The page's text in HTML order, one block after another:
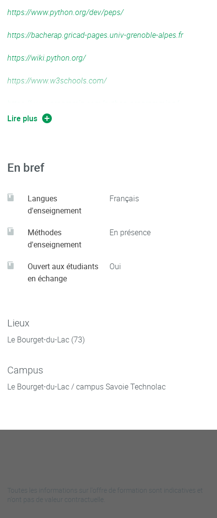
(lambda))
Classes and objects
Classes inheritance (syntax + super)
https://www.python.org/dev/peps/
https://bacherap.gricad-pages.univ-grenoble-alpes.fr
https://wiki.python.org/
https://www.w3schools.com/
http://sametmax.com/
https://www.learnpython.org/
Lire plus
En bref
Langues
d'enseignement
Français
Méthodes
d'enseignement
En présence
Ouvert aux étudiants
en échange
Oui
Lieux
Le Bourget-du-Lac (73)
Campus
Le Bourget-du-Lac / campus Savoie Technolac
Toutes les informations sur l'offre de formation sont indicatives et
n'ont pas de valeur contractuelle.